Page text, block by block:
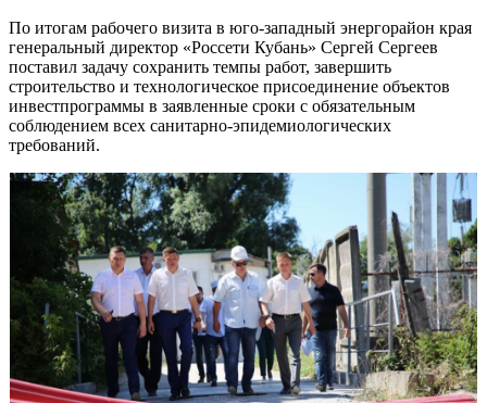
По итогам рабочего визита в юго-западный энергорайон края
генеральный директор «Россети Кубань» Сергей Сергеев
поставил задачу сохранить темпы работ, завершить
строительство и технологическое присоединение объектов
инвестпрограммы в заявленные сроки с обязательным
соблюдением всех санитарно-эпидемиологических
требований.